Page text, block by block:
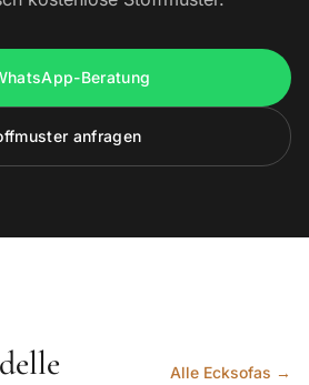
Beratung
anfragen
Alle Ecksofas →